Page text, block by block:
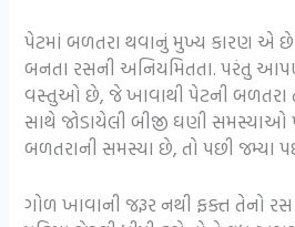
પેટમાં બળતરા થવાનું મુખ્ય કારણ એ છે
બનતા રસની અનિયમિતતા. પરંતુ
વસ્તુઓ છે, જે ખાવાથી પેટની બળતરા
સાથે જોડાયેલી બીજી ઘણી સમસ્યાઓ
બળતરાની સમસ્યા છે, તો પછી જમ્યા
ગોળ ખાવાની જરૂર નથી ફક્ત તેનો